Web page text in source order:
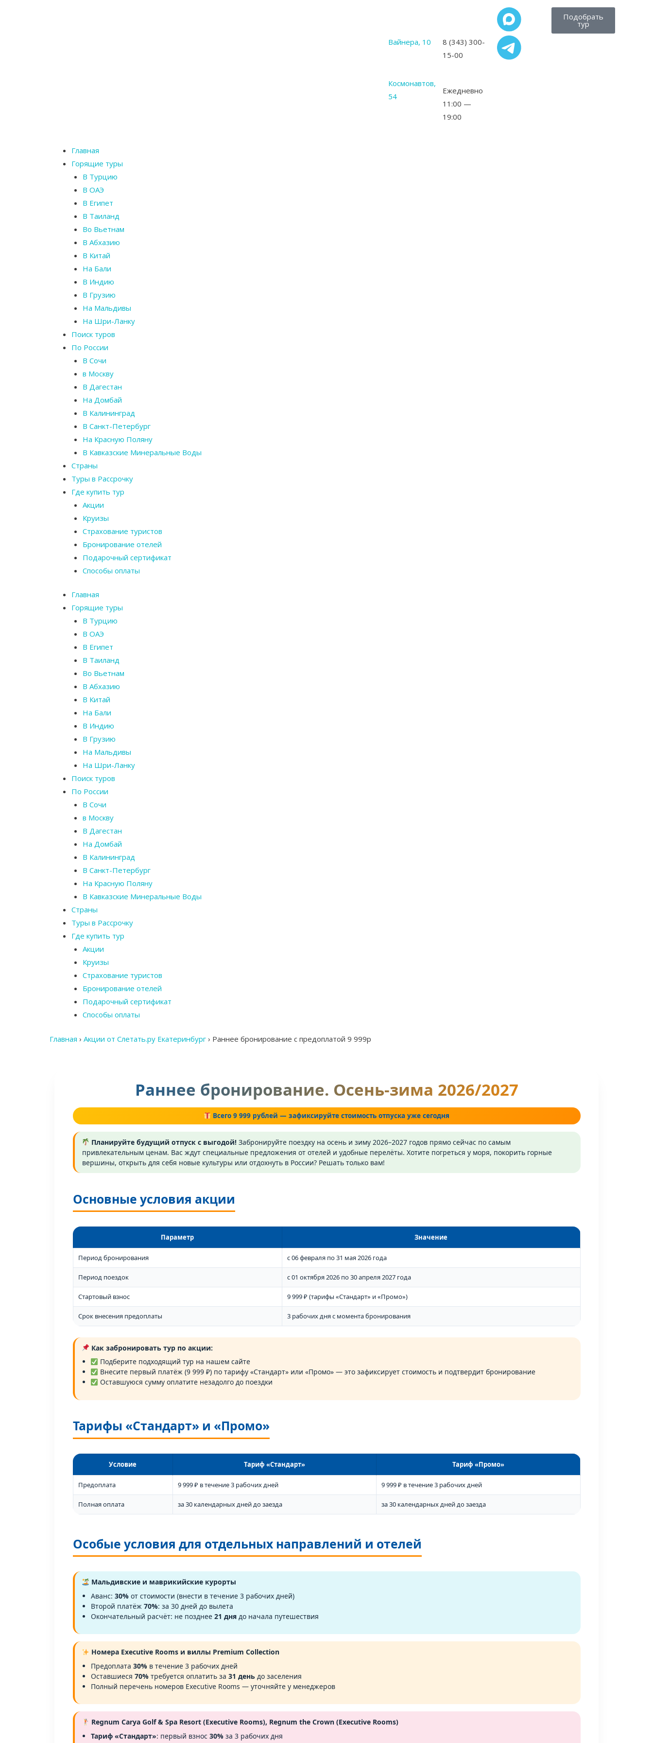
Вайнера, 10
Космонавтов,
54
8 (343) 300-
15-00
Ежедневно
11:00 —
19:00
Подобрать
тур
Главная
Горящие туры
В Турцию
В ОАЭ
В Египет
В Таиланд
Во Вьетнам
В Абхазию
В Китай
На Бали
В Индию
В Грузию
На Мальдивы
На Шри-Ланку
Поиск туров
По России
В Сочи
в Москву
В Дагестан
На Домбай
В Калининград
В Санкт-Петербург
На Красную Поляну
В Кавказские Минеральные Воды
Страны
Туры в Рассрочку
Где купить тур
Акции
Круизы
Страхование туристов
Бронирование отелей
Подарочный сертификат
Способы оплаты
Главная
Горящие туры
В Турцию
В ОАЭ
В Египет
В Таиланд
Во Вьетнам
В Абхазию
В Китай
На Бали
В Индию
В Грузию
На Мальдивы
На Шри-Ланку
Поиск туров
По России
В Сочи
в Москву
В Дагестан
На Домбай
В Калининград
В Санкт-Петербург
На Красную Поляну
В Кавказские Минеральные Воды
Страны
Туры в Рассрочку
Где купить тур
Акции
Круизы
Страхование туристов
Бронирование отелей
Подарочный сертификат
Способы оплаты
Главная › Акции от Слетать.ру Екатеринбург › Раннее бронирование с предоплатой 9 999р
Раннее бронирование. Осень-зима 2026/2027
Всего 9 999 рублей — зафиксируйте стоимость отпуска уже сегодня
Планируйте будущий отпуск с выгодой! Забронируйте поездку на осень и зиму 2026–2027 годов прямо сейчас по самым
привлекательным ценам. Вас ждут специальные предложения от отелей и удобные перелёты. Хотите погреться у моря, покорить горные
вершины, открыть для себя новые культуры или отдохнуть в России? Решать только вам!
Основные условия акции
Параметр Значение
Период бронирования с 06 февраля по 31 мая 2026 года
Период поездок с 01 октября 2026 по 30 апреля 2027 года
Стартовый взнос 9 999 ₽ (тарифы «Стандарт» и «Промо»)
Срок внесения предоплаты 3 рабочих дня с момента бронирования
Как забронировать тур по акции:
Подберите подходящий тур на нашем сайте
Внесите первый платёж (9 999 ₽) по тарифу «Стандарт» или «Промо» — это зафиксирует стоимость и подтвердит бронирование
Оставшуюся сумму оплатите незадолго до поездки
Тарифы «Стандарт» и «Промо»
Условие Тариф «Стандарт» Тариф «Промо»
Предоплата 9 999 ₽ в течение 3 рабочих дней 9 999 ₽ в течение 3 рабочих дней
Полная оплата за 30 календарных дней до заезда за 30 календарных дней до заезда
Особые условия для отдельных направлений и отелей
Мальдивские и маврикийские курорты
Аванс: 30%от стоимости (внести в течение 3 рабочих дней)
Второй платёж 70%: за 30 дней до вылета
Окончательный расчёт: не позднее 21 днядо начала путешествия
Номера Executive Rooms и виллы Premium Collection
Предоплата 30%в течение 3 рабочих дней
Оставшиеся 70%требуется оплатить за 31 день до заселения
Полный перечень номеров Executive Rooms — уточняйте у менеджеров
Regnum Carya Golf & Spa Resort (Executive Rooms), Regnum the Crown (Executive Rooms)
Тариф «Стандарт»: первый взнос 30%за 3 рабочих дня